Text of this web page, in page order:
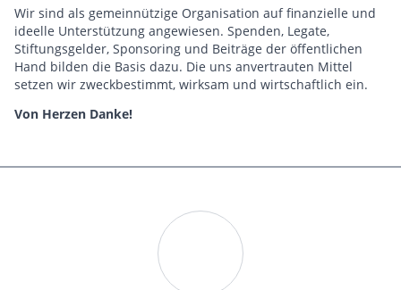
Wir sind als gemeinnützige Organisation auf finanzielle und
ideelle Unterstützung angewiesen. Spenden, Legate,
Stiftungsgelder, Sponsoring und Beiträge der öffentlichen
Hand bilden die Basis dazu. Die uns anvertrauten Mittel
setzen wir zweckbestimmt, wirksam und wirtschaftlich ein.
Von Herzen Danke!